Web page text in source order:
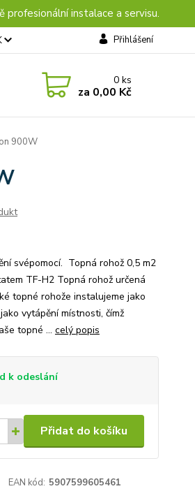
instalace a servisu.
Přihlášení
0ks
za 0,00 Kč
900W
svépomocí. Topná rohož 0,5 m2
TF-H2 Topná rohož určená
topné rohože instalujeme jako
vytápění místnosti, čímž
topné ... celý popis
k odeslání
Přidat do košíku
EAN kód: 5907599605461